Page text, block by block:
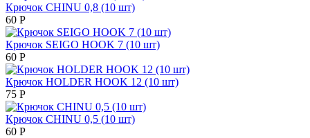
Крючок CHINU 0,8 (10 шт)
60 Р
Крючок SEIGO HOOK 7 (10 шт)
60 Р
Крючок HOLDER HOOK 12 (10 шт)
75 Р
Крючок CHINU 0,5 (10 шт)
60 Р